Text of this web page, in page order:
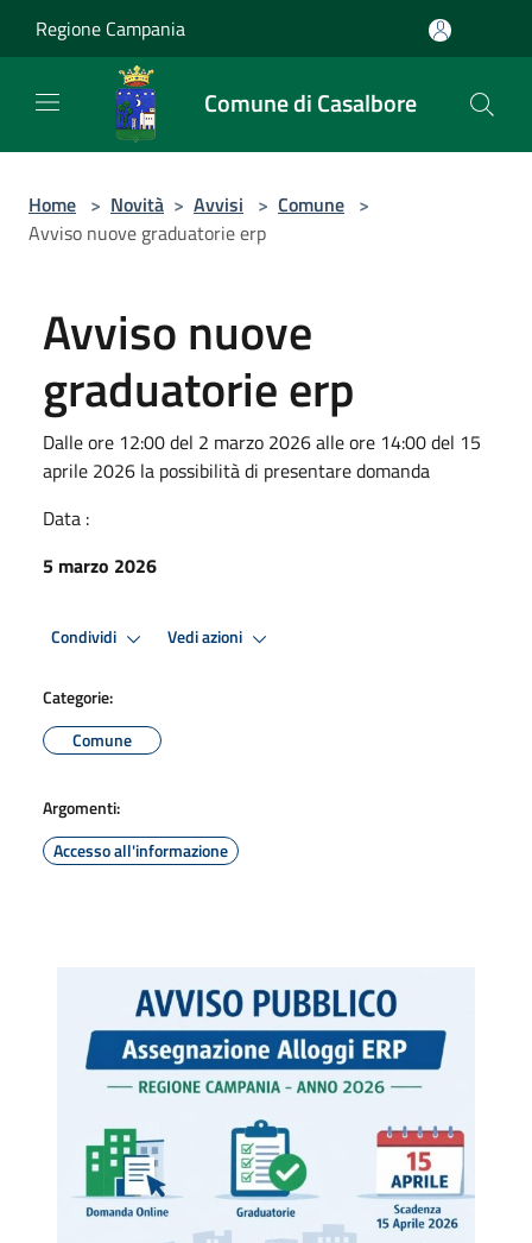
Regione Campania
Comune di Casalbore
Home > Novità > Avvisi > Comune >
Avviso nuove graduatorie erp
Avviso nuove
graduatorie erp
Dalle ore 12:00 del 2 marzo 2026 alle ore 14:00 del 15
aprile 2026 la possibilità di presentare domanda
Data :
5 marzo 2026
Condividi Vedi azioni
Categorie:
Comune
Argomenti:
Accesso all'informazione